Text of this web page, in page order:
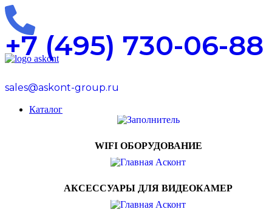
+7 (495) 730-06-88
sales@askont-group.ru
Каталог
WIFI ОБОРУДОВАНИЕ
АКСЕССУАРЫ ДЛЯ ВИДЕОКАМЕР